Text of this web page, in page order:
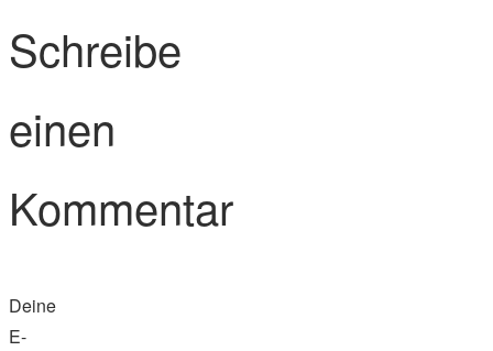
Schreibe
einen
Kommentar
Deine
E-